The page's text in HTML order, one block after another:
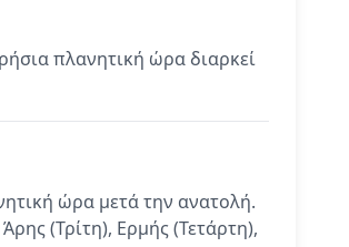
πλανητική ώρα διαρκεί
ώρα μετά την ανατολή.
(Τρίτη), Ερμής (Τετάρτη),